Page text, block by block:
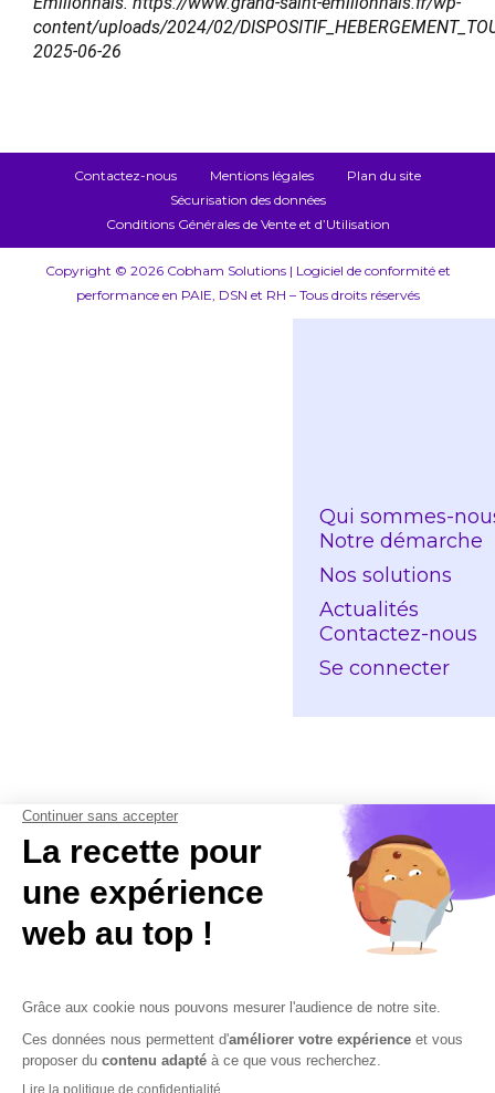
content/uploads/2024/02/
2025-06-26
Contactez-nous Mentions légales
Plan du site
Sécurisation des données
Conditions Générales de Vente et d’Utilisation
Copyright © 2026 Cobham Solutions | Logiciel de conformité et
performance en PAIE, DSN et RH – Tous droits réservés
Qui sommes-
Notre démarche
Nos solutions
Lecteur DSN by
DSN by Cobham
Paie by Cobham
Actualités
Contactez-nous
Se connecter